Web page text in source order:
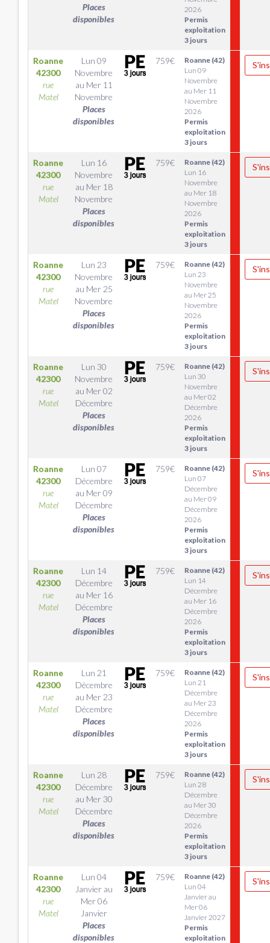
Places
disponibles
2026
Permis
exploitation
3 jours
Roanne
42300
rue
Matel
Lun 09
Novembre
au Mer 11
Novembre
Places
disponibles
759€
Roanne (42)
Lun 09
Novembre
au Mer 11
Novembre
2026
Permis
exploitation
3 jours
Roanne
42300
rue
Matel
Lun 16
Novembre
au Mer 18
Novembre
Places
disponibles
759€
Roanne (42)
Lun 16
Novembre
au Mer 18
Novembre
2026
Permis
exploitation
3 jours
Roanne
42300
rue
Matel
Lun 23
Novembre
au Mer 25
Novembre
Places
disponibles
759€
Roanne (42)
Lun 23
Novembre
au Mer 25
Novembre
2026
Permis
exploitation
3 jours
Roanne
42300
rue
Matel
Lun 30
Novembre
au Mer 02
Décembre
Places
disponibles
759€
Roanne (42)
Lun 30
Novembre
au Mer 02
Décembre
2026
Permis
exploitation
3 jours
Roanne
42300
rue
Matel
Lun 07
Décembre
au Mer 09
Décembre
Places
disponibles
759€
Roanne (42)
Lun 07
Décembre
au Mer 09
Décembre
2026
Permis
exploitation
3 jours
Roanne
42300
rue
Matel
Lun 14
Décembre
au Mer 16
Décembre
Places
disponibles
759€
Roanne (42)
Lun 14
Décembre
au Mer 16
Décembre
2026
Permis
exploitation
3 jours
Roanne
42300
rue
Matel
Lun 21
Décembre
au Mer 23
Décembre
Places
disponibles
759€
Roanne (42)
Lun 21
Décembre
au Mer 23
Décembre
2026
Permis
exploitation
3 jours
Roanne
42300
rue
Matel
Lun 28
Décembre
au Mer 30
Décembre
Places
disponibles
759€
Roanne (42)
Lun 28
Décembre
au Mer 30
Décembre
2026
Permis
exploitation
3 jours
Roanne
42300
rue
Matel
Lun 04
Janvier au
Mer 06
Janvier
Places
disponibles
759€
Roanne (42)
Lun 04
Janvier au
Mer 06
Janvier 2027
Permis
exploitation